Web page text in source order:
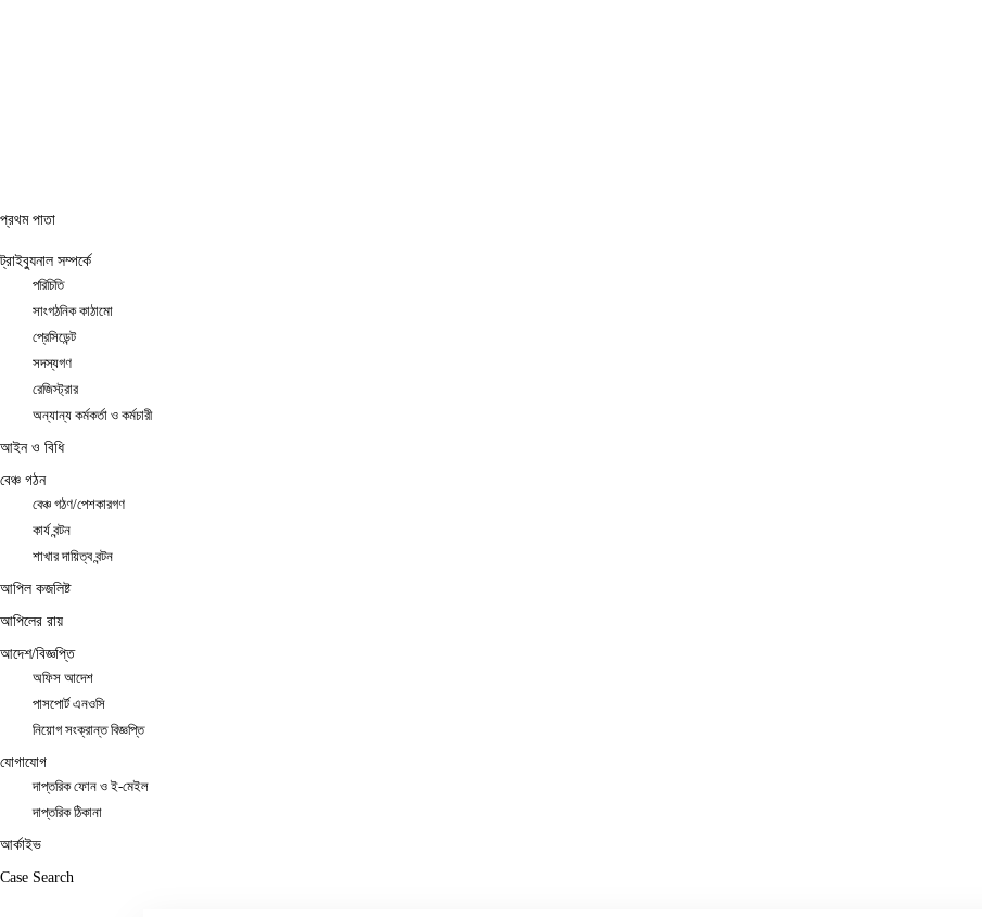
প্রথম পাতা
ট্রাইব্যুনাল সম্পর্কে
পরিচিতি
সাংগঠনিক কাঠামো
প্রেসিডেন্ট
সদস্যগণ
রেজিস্ট্রার
অন্যান্য কর্মকর্তা ও কর্মচারী
আইন ও বিধি
বেঞ্চ গঠন
বেঞ্চ গঠণ/পেশকারগণ
কার্য বন্টন
শাখার দায়িত্ব বন্টন
আপিল কজলিষ্ট
আপিলের রায়
আদেশ/বিজ্ঞপ্তি
অফিস আদেশ
পাসপোর্ট এনওসি
নিয়োগ সংক্রান্ত বিজ্ঞপ্তি
যোগাযোগ
দাপ্তরিক ফোন ও ই-মেইল
দাপ্তরিক ঠিকানা
আর্কাইভ
Case Search